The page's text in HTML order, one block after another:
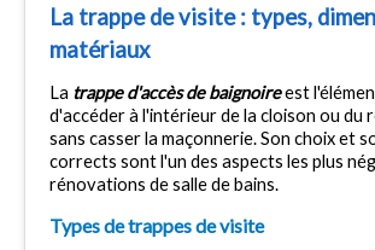
La trappe de visite : types,
matériaux
La trappe d'accès de baignoire est
d'accéder à l'intérieur de la cloison ou du
sans casser la maçonnerie. Son choix et
corrects sont l'un des aspects les plus
rénovations de salle de bains.
Types de trappes de visite